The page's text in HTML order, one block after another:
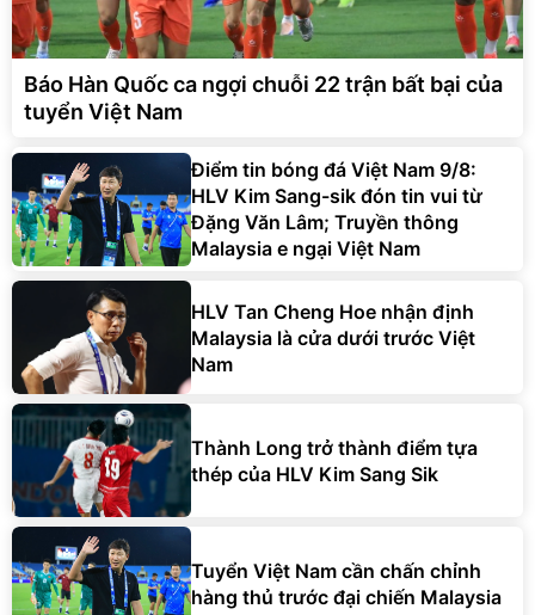
Báo Hàn Quốc ca ngợi chuỗi 22 trận bất bại của
tuyển Việt Nam
Điểm tin bóng đá Việt Nam 9/8:
HLV Kim Sang-sik đón tin vui từ
Đặng Văn Lâm; Truyền thông
Malaysia e ngại Việt Nam
HLV Tan Cheng Hoe nhận định
Malaysia là cửa dưới trước Việt
Nam
Thành Long trở thành điểm tựa
thép của HLV Kim Sang Sik
Tuyển Việt Nam cần chấn chỉnh
hàng thủ trước đại chiến Malaysia